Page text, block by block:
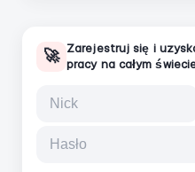
🚀
Zarejestruj się i
pracy na całym